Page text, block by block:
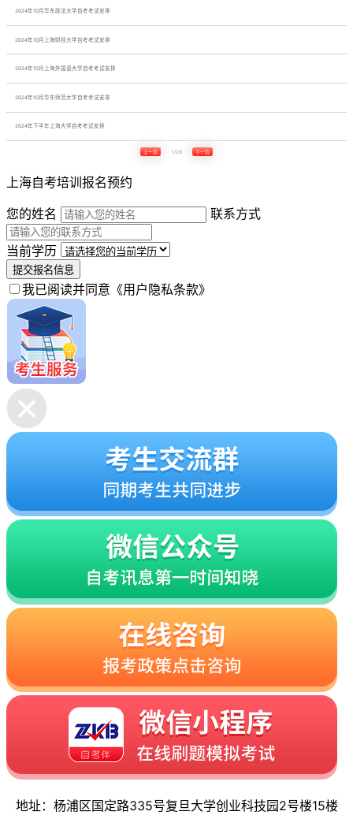
2024年10月华东政法大学自考考试安排
2024年10月上海财经大学自考考试安排
2024年10月上海外国语大学自考考试安排
2024年10月华东师范大学自考考试安排
2024年下半年上海大学自考考试安排
上一页 1/28 下一页
上海自考培训报名预约
您的姓名
联系方式
当前学历
提交报名信息
我已阅读并同意 《用户隐私条款》
地址：杨浦区国定路335号复旦大学创业科技园2号楼15楼